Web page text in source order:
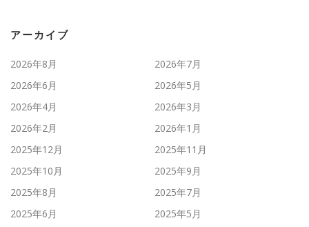
アーカイブ
2026年8月
2026年7月
2026年6月
2026年5月
2026年4月
2026年3月
2026年2月
2026年1月
2025年12月
2025年11月
2025年10月
2025年9月
2025年8月
2025年7月
2025年6月
2025年5月